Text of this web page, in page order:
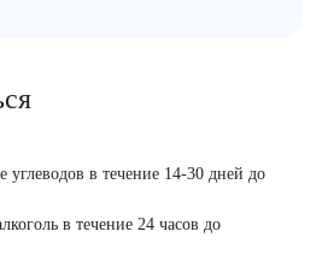
углеводов в течение 14-30 дней до
в течение 24 часов до